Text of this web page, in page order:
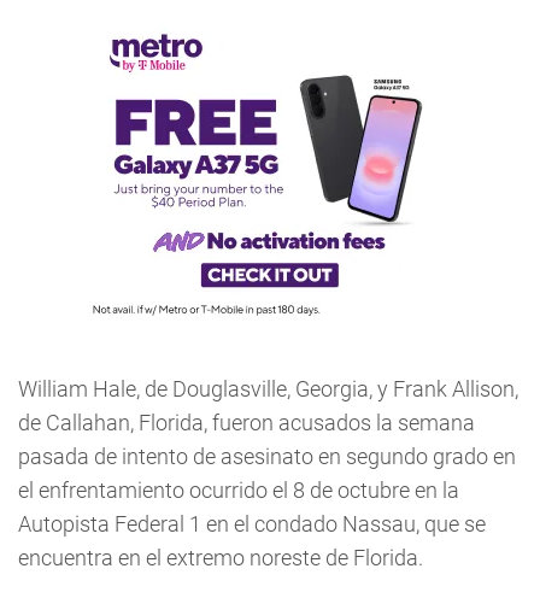
William Hale, de Douglasville, Georgia, y Frank Allison,
de Callahan, Florida, fueron acusados la semana
pasada de intento de asesinato en segundo grado en
el enfrentamiento ocurrido el 8 de octubre en la
Autopista Federal 1 en el condado Nassau, que se
encuentra en el extremo noreste de Florida.